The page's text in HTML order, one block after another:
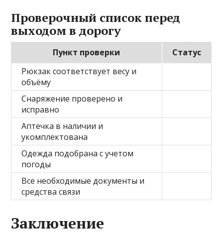
Проверочный список перед
выходом в дорогу
Пункт проверки
Статус
Рюкзак соответствует весу и
объёму
Снаряжение проверено и
исправно
Аптечка в наличии и
укомплектована
Одежда подобрана с учетом
погоды
Все необходимые документы и
средства связи
Заключение